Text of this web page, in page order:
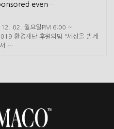
even…
02. 월요일PM 6:00 ~
환경재단 후원의밤 "세상을 밝게
서 ​…